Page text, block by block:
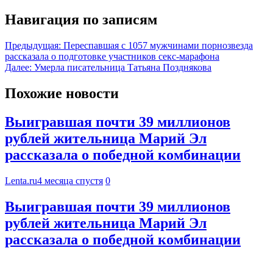
Навигация по записям
Предыдущая: Переспавшая с 1057 мужчинами порнозвезда
рассказала о подготовке участников секс-марафона
Далее: Умерла писательница Татьяна Позднякова
Похожие новости
Выигравшая почти 39 миллионов
рублей жительница Марий Эл
рассказала о победной комбинации
Lenta.ru4 месяца спустя 0
Выигравшая почти 39 миллионов
рублей жительница Марий Эл
рассказала о победной комбинации